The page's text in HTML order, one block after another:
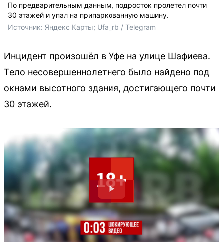
По предварительным данным, подросток пролетел почти
30 этажей и упал на припаркованную машину.
Источник: Яндекс Карты; Ufa_rb / Telegram
Инцидент произошёл в Уфе на улице Шафиева.
Тело несовершеннолетнего было найдено под
окнами высотного здания, достигающего почти
30 этажей.